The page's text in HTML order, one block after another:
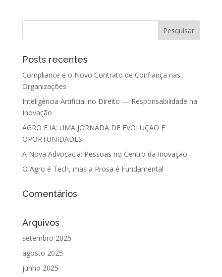
Posts recentes
Compliance e o Novo Contrato de Confiança nas
Organizações
Inteligência Artificial no Direito — Responsabilidade na
Inovação
AGRO E IA: UMA JORNADA DE EVOLUÇÃO E
OPORTUNIDADES
A Nova Advocacia: Pessoas no Centro da Inovação
O Agro é Tech, mas a Prosa é Fundamental
Comentários
Arquivos
setembro 2025
agosto 2025
junho 2025